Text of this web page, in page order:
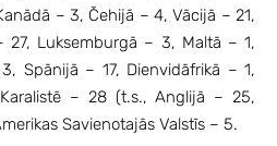
– 3, Čehijā – 4, Vācijā – 21,
27, Luksemburgā – 3, Maltā – 1,
Spānijā – 17, Dienvidāfrikā – 1,
– 28 (t.s., Anglijā – 25,
Savienotajās Valstīs – 5.